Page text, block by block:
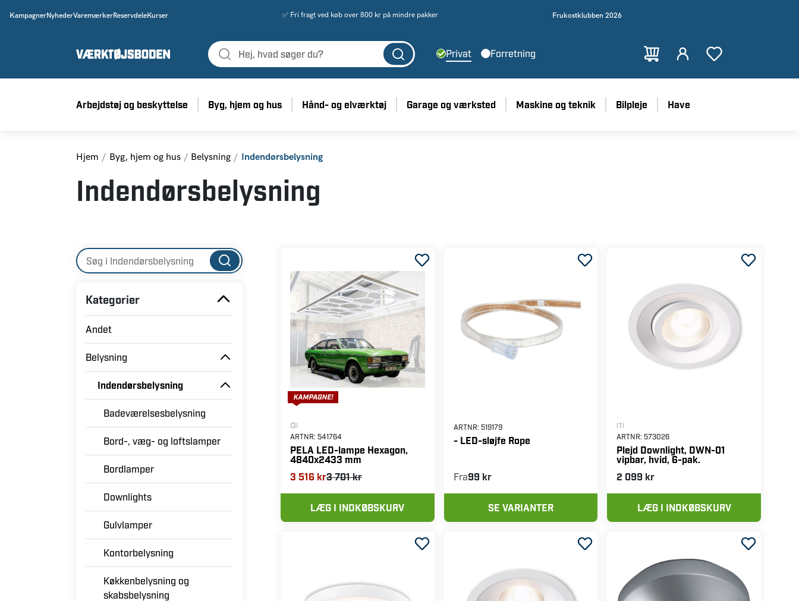
KampagnerNyhederVaremærkerReservdeleKurser ✅ Fri fragt ved køb over 800 kr på mindre pakker Frukostklubben 2026
Privat Forretning
Arbejdstøj og beskyttelse Byg, hjem og hus Hånd- og elværktøj Garage og værksted Maskine og teknik Bilpleje Have
Hjem Byg, hjem og hus Belysning Indendørsbelysning
Indendørsbelysning
Kategorier
Andet
Belysning
Indendørsbelysning
Badeværelsesbelysning
Bord-, væg- og loftslamper
Bordlamper
Downlights
Gulvlamper
Kontorbelysning
Køkkenbelysning og
skabsbelysning
(3)
ARTNR: 541764
PELA LED-lampe Hexagon,
4840x2433 mm
3 516 kr3 701 kr
LÆG I INDKØBSKURV
ARTNR: 519179
- LED-sløjfe Rope
Fra99 kr
SE VARIANTER
(1)
ARTNR:573026
Plejd Downlight, DWN-01
vipbar, hvid, 6-pak.
2 099 kr
LÆG I INDKØBSKURV